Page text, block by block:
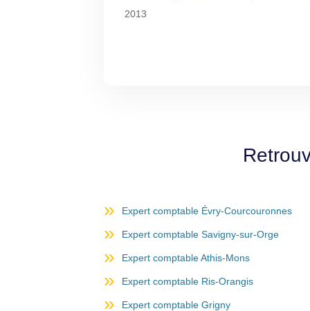
2013
Expert comptable Évry-Courcouronnes
Expert comptable Savigny-sur-Orge
Expert comptable Athis-Mons
Expert comptable Ris-Orangis
Expert comptable Grigny